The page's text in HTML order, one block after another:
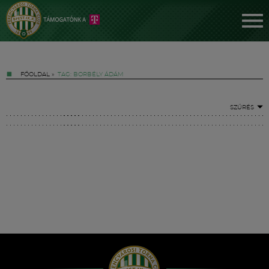
FŐOLDAL » TAG: BORBÉLY ÁDÁM
SZŰRÉS
Hírek